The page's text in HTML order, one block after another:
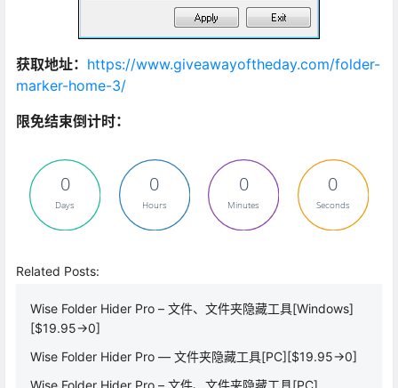
获取地址： https://www.giveawayoftheday.com/folder-
marker-home-3/
限免结束倒计时：
0
Days
0
Hours
0
Minutes
0
Seconds
Related Posts:
Wise Folder Hider Pro – 文件、文件夹隐藏工具[Windows]
[$19.95→0]
Wise Folder Hider Pro — 文件夹隐藏工具[PC][$19.95→0]
Wise Folder Hider Pro – 文件、文件夹隐藏工具[PC]